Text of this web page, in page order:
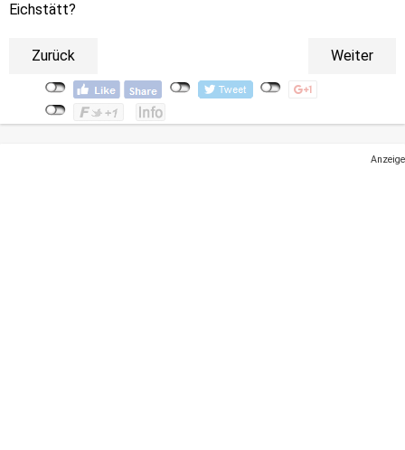
Eichstätt?
Zurück Weiter
Anzeige